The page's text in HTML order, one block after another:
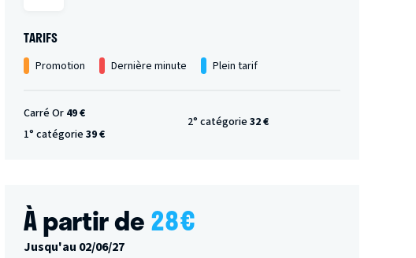
TARIFS
Promotion Dernière minute Plein tarif
Carré Or 49 €
1° catégorie 39 €
2° catégorie 32 €
À partir de28€
Jusqu'au 02/06/27